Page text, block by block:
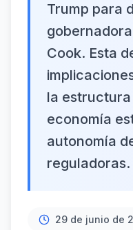
Trump para
Cook. Esta
la
economía
autonomía
reguladoras.
29 de junio de